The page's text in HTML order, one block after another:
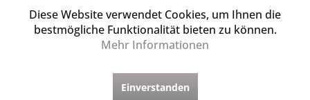
Diese Website verwendet Cookies, um Ihnen die
bestmögliche Funktionalität bieten zu können.
Mehr Informationen
Einverstanden